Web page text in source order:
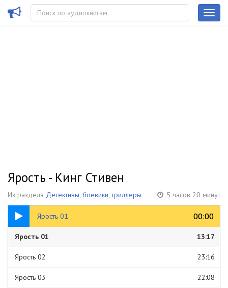
Ярость - Кинг Стивен
Из раздела Детективы, боевики, триллеры 5 часов 20 минут
Ярость 01 00:00
00:00
13:17
Ярость 01 13:17
Ярость 02 23:16
Ярость 03 22:08